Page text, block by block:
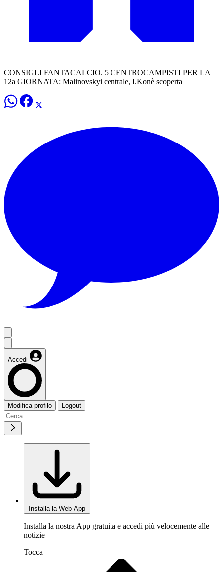
CONSIGLI FANTACALCIO. 5 CENTROCAMPISTI PER LA
12a GIORNATA: Malinovskyi centrale, I.Konè scoperta
Accedi
Modifica profilo Logout
Installa la Web App
Installa la nostra App gratuita e accedi più velocemente alle
notizie
Tocca